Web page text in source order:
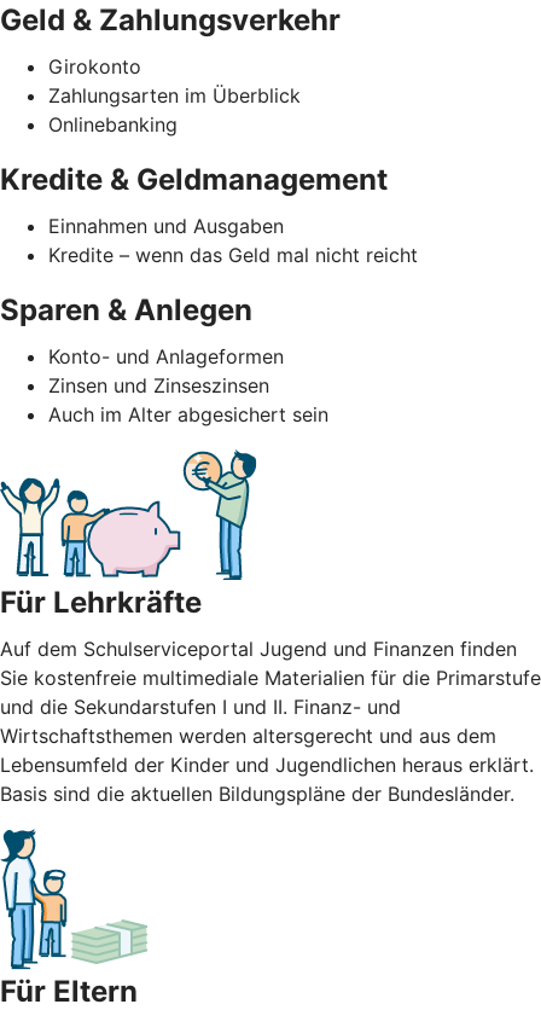
Geld & Zahlungsverkehr
Girokonto
Zahlungsarten im Überblick
Onlinebanking
Kredite & Geldmanagement
Einnahmen und Ausgaben
Kredite – wenn das Geld mal nicht reicht
Sparen & Anlegen
Konto- und Anlageformen
Zinsen und Zinseszinsen
Auch im Alter abgesichert sein
Für Lehrkräfte
Auf dem Schulserviceportal Jugend und Finanzen finden
Sie kostenfreie multimediale Materialien für die Primarstufe
und die Sekundarstufen I und II. Finanz- und
Wirtschaftsthemen werden altersgerecht und aus dem
Lebensumfeld der Kinder und Jugendlichen heraus erklärt.
Basis sind die aktuellen Bildungspläne der Bundesländer.
Für Eltern